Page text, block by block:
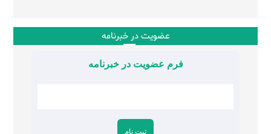
عضویت در خبرنامه
فرم عضویت در خبرنامه